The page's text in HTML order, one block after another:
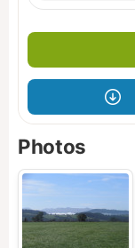
Photos